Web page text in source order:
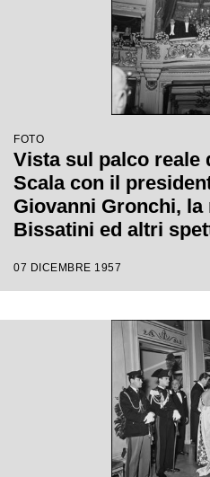
FOTO
Vista sul palco reale
Scala con il
Giovanni Gronchi, la
Bissatini ed altri
lirica 1957-1958 con
Gianandrea
Margherita Wallmann
07 DICEMBRE 1957